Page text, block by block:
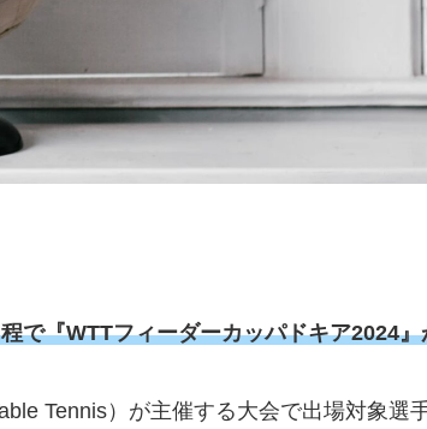
で『WTTフィーダーカッパドキア2024
Tennis）が主催する大会で出場対象選